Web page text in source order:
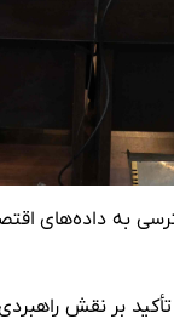
داده‌های
بر نقش راهبردی